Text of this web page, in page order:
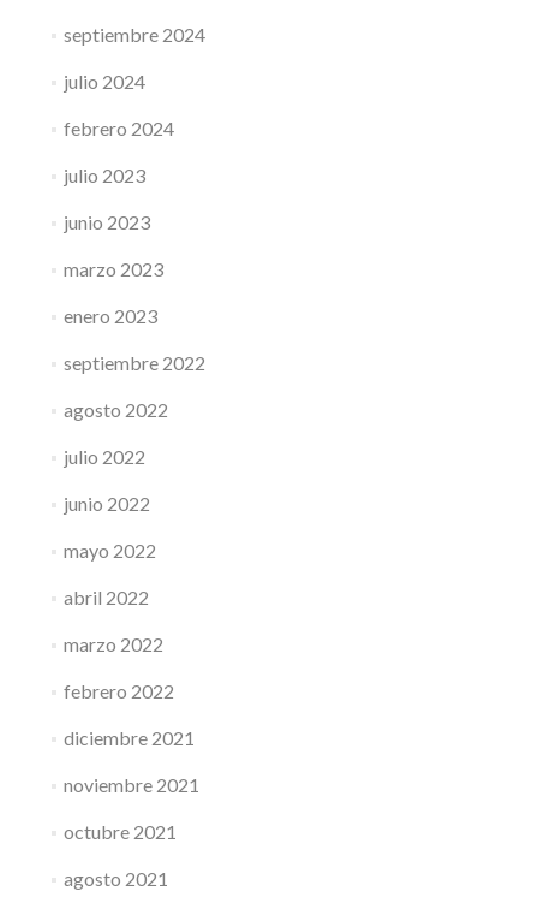
septiembre 2024
julio 2024
febrero 2024
julio 2023
junio 2023
marzo 2023
enero 2023
septiembre 2022
agosto 2022
julio 2022
junio 2022
mayo 2022
abril 2022
marzo 2022
febrero 2022
diciembre 2021
noviembre 2021
octubre 2021
agosto 2021